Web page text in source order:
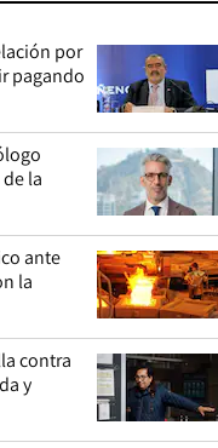
por
pagando
la
ante
la
contra
y